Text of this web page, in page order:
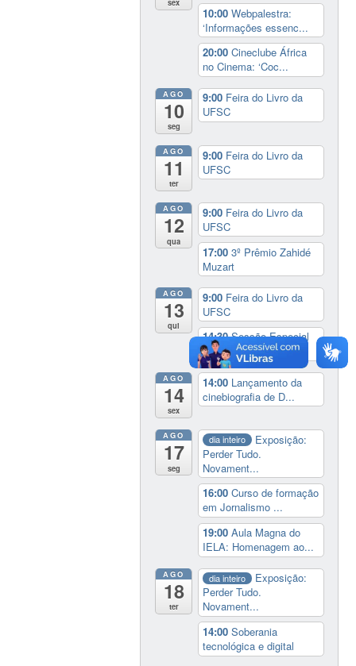
10:00Webpalestra:
‘Informações essenc...
20:00Cineclube África
no Cinema: ‘Coc...
AGO
10
seg
9:00 Feira do Livro da
UFSC
AGO
11
ter
9:00 Feira do Livro da
UFSC
AGO
12
qua
9:00 Feira do Livro da
UFSC
17:003º Prêmio Zahidé
Muzart
AGO
13
qui
9:00 Feira do Livro da
UFSC
14:30Sessão Especial
do Conselho Esta...
AGO
14
sex
14:00 Lançamento da
cinebiografia de D...
AGO
17
seg
dia inteiro
Exposição:
Perder Tudo.
Novament...
16:00Curso de formação
em Jornalismo ...
19:00Aula Magna do
IELA: Homenagem ao...
AGO
18
ter
dia inteiro
Exposição:
Perder Tudo.
Novament...
14:00Soberania
tecnológica e digital